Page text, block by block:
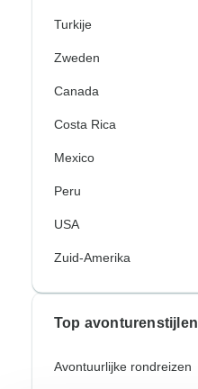
Turkije
Zweden
Canada
Costa Rica
Mexico
Peru
USA
Zuid-Amerika
Top avonturenstijlen
Avontuurlijke rondreizen